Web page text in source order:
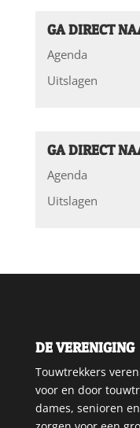
GA DIRECT
Agenda
Uitslagen
GA DIRECT
Agenda
Uitslagen
DE VERENIGING
Touwtrekkers
voor en door
dames, senioren